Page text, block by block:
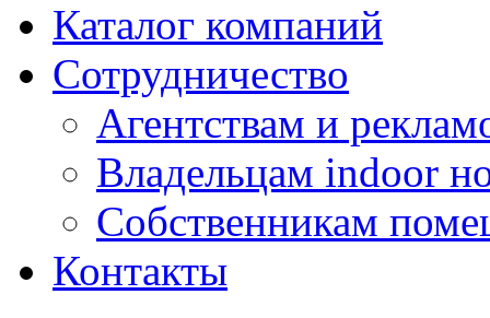
Каталог компаний
Сотрудничество
Агентствам и
Владельцам indoor
Собственникам
Контакты